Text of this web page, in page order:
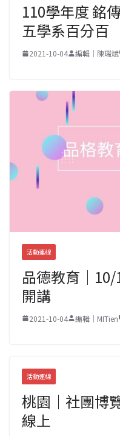
110學年度 銘
五學系百分百
2021-10-04 編輯｜陳瑞斌
活動連線
品德教育｜
開講
2021-10-04 編輯｜MITien
活動連線
桃園｜社團博
線上